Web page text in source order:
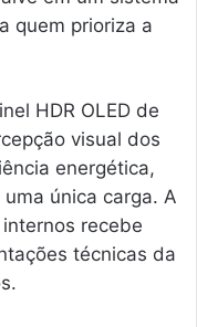
quem prioriza a
HDR OLED de
visual dos
energética,
única carga. A
recebe
técnicas da